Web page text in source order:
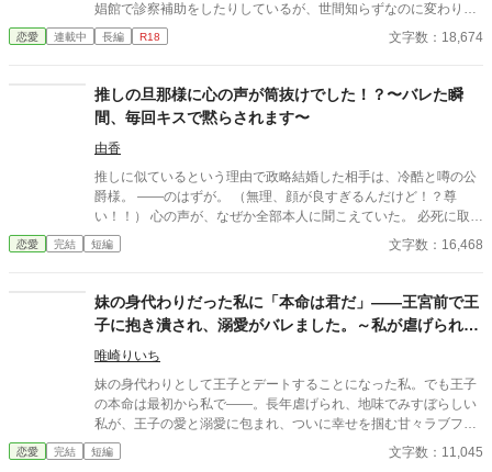
娼館で診察補助をしたりしているが、世間知らずなのに変わりは
ない。 ある日、山の中で倒れている男性を発見。彼はなんと騎士
団長・レイルドで女嫌いの噂を持つ人物だった。 当然女嫌いの噂
が、レイルドには隠している秘密……性癖があった。 ――君の××
××、触らせてもらえないだろうか？
恋愛 連載中 長編 R18 文字数：18,674
推しの旦那様に心の声が筒抜けでした！？〜バレた瞬
間、毎回キスで黙らされます〜
由香
推しに似ているという理由で政略結婚した相手は、冷酷と噂の公
爵様。 ――のはずが。 （無理、顔が良すぎるんだけど！？尊
い！！） 心の声が、なぜか全部本人に聞こえていた。 必死に取り
繕うも時すでに遅し。 暴走する脳内実況を止めるたび、旦那様は
なぜか――キスしてくる。 「黙らせるのにちょうどいい」 いや全
声だだ漏れ令嬢 甘くて騒がしい新婚生活、開幕。
恋愛 完結 短編 文字数：16,468
妹の身代わりだった私に「本命は君だ」――王宮前で王
子に抱き潰され、溺愛がバレました。～私が虐げられる
きっかけになった少年が、私と王子を結び付
唯崎りいち
妹の身代わりとして王子とデートすることになった私。でも王子
の本命は最初から私で――。長年虐げられ、地味でみすぼらしい
私が、王子の愛と溺愛に包まれ、ついに幸せを掴む甘々ラブファ
ンタジー。妹や家族との誤解、影武者の存在も絡み、ハラハラと
胸キュンが止まらない物語。
恋愛 完結 短編 文字数：11,045